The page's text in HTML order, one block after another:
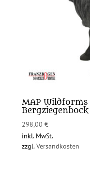
MAP
Bergziegenbock
298,00 €
inkl. MwSt.
zzgl.Versandkosten